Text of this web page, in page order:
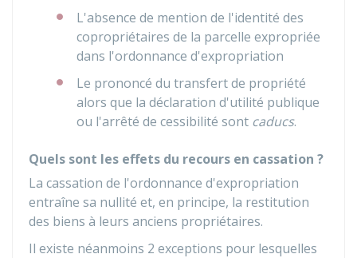
L'absence de mention de l'identité des
copropriétaires de la parcelle expropriée
dans l'ordonnance d'expropriation
Le prononcé du transfert de propriété
alors que la déclaration d'utilité publique
ou l'arrêté de cessibilité sont caducs.
Quels sont les effets du recours en cassation ?
La cassation de l'ordonnance d'expropriation
entraîne sa nullité et, en principe, la restitution
des biens à leurs anciens propriétaires.
Il existe néanmoins 2 exceptions pour lesquelles